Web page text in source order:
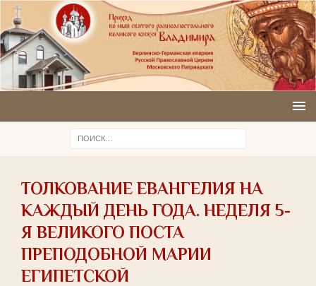
ТОЛКОВАНИЕ ЕВАНГЕЛИЯ НА
КАЖДЫЙ ДЕНЬ ГОДА. НЕДЕЛЯ 5-
Я ВЕЛИКОГО ПОСТА
ПРЕПОДОБНОЙ МАРИИ
ЕГИПЕТСКОЙ